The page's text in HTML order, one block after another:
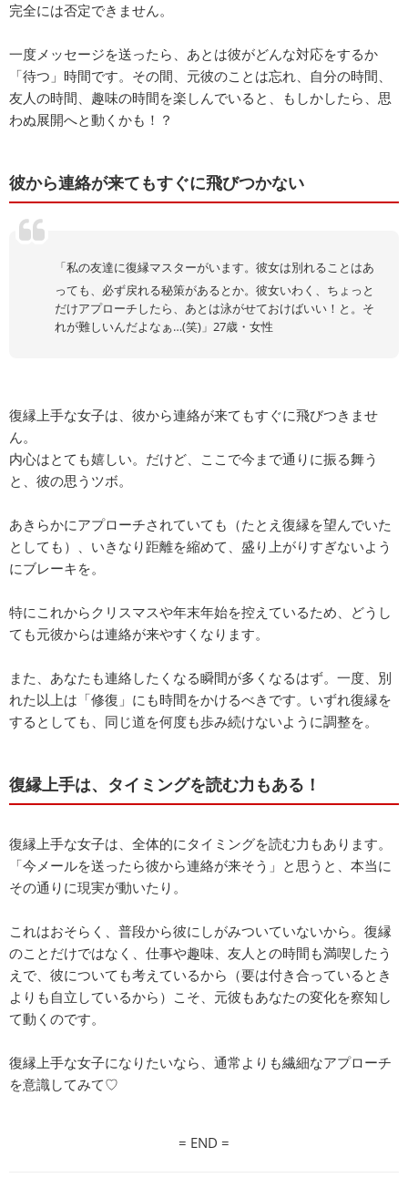
完全には否定できません。
一度メッセージを送ったら、あとは彼がどんな対応をするか
「待つ」時間です。その間、元彼のことは忘れ、自分の時間、
友人の時間、趣味の時間を楽しんでいると、もしかしたら、思
わぬ展開へと動くかも！？
彼から連絡が来てもすぐに飛びつかない
「私の友達に復縁マスターがいます。彼女は別れることはあ
っても、必ず戻れる秘策があるとか。彼女いわく、ちょっと
だけアプローチしたら、あとは泳がせておけばいい！と。そ
れが難しいんだよなぁ…(笑)」27歳・女性
復縁上手な女子は、彼から連絡が来てもすぐに飛びつきませ
ん。
内心はとても嬉しい。だけど、ここで今まで通りに振る舞う
と、彼の思うツボ。
あきらかにアプローチされていても（たとえ復縁を望んでいた
としても）、いきなり距離を縮めて、盛り上がりすぎないよう
にブレーキを。
特にこれからクリスマスや年末年始を控えているため、どうし
ても元彼からは連絡が来やすくなります。
また、あなたも連絡したくなる瞬間が多くなるはず。一度、別
れた以上は「修復」にも時間をかけるべきです。いずれ復縁を
するとしても、同じ道を何度も歩み続けないように調整を。
復縁上手は、タイミングを読む力もある！
復縁上手な女子は、全体的にタイミングを読む力もあります。
「今メールを送ったら彼から連絡が来そう」と思うと、本当に
その通りに現実が動いたり。
これはおそらく、普段から彼にしがみついていないから。復縁
のことだけではなく、仕事や趣味、友人との時間も満喫したう
えで、彼についても考えているから（要は付き合っているとき
よりも自立しているから）こそ、元彼もあなたの変化を察知し
て動くのです。
復縁上手な女子になりたいなら、通常よりも繊細なアプローチ
を意識してみて♡
= END =